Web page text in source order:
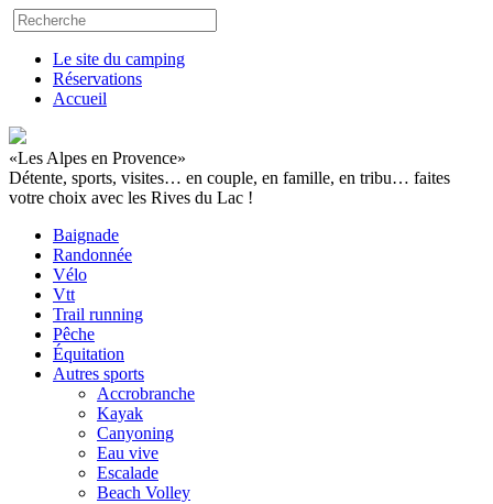
Le site du camping
Réservations
Accueil
«Les Alpes en Provence»
Détente, sports, visites… en couple, en famille, en tribu… faites
votre choix avec les Rives du Lac !
Baignade
Randonnée
Vélo
Vtt
Trail running
Pêche
Équitation
Autres sports
Accrobranche
Kayak
Canyoning
Eau vive
Escalade
Beach Volley